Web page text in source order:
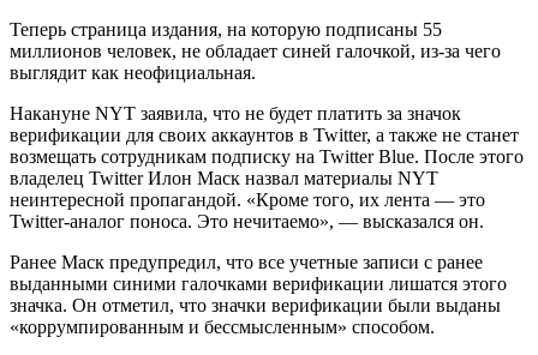
Теперь страница издания, на которую подписаны 55
миллионов человек, не обладает синей галочкой, из-за чего
выглядит как неофициальная.
Накануне NYT заявила, что не будет платить за значок
верификации для своих аккаунтов в Twitter, а также не станет
возмещать сотрудникам подписку на Twitter Blue. После этого
владелец Twitter Илон Маск назвал материалы NYT
неинтересной пропагандой. «Кроме того, их лента — это
Twitter-аналог поноса. Это нечитаемо», — высказался он.
Ранее Маск предупредил, что все учетные записи с ранее
выданными синими галочками верификации лишатся этого
значка. Он отметил, что значки верификации были выданы
«коррумпированным и бессмысленным» способом.